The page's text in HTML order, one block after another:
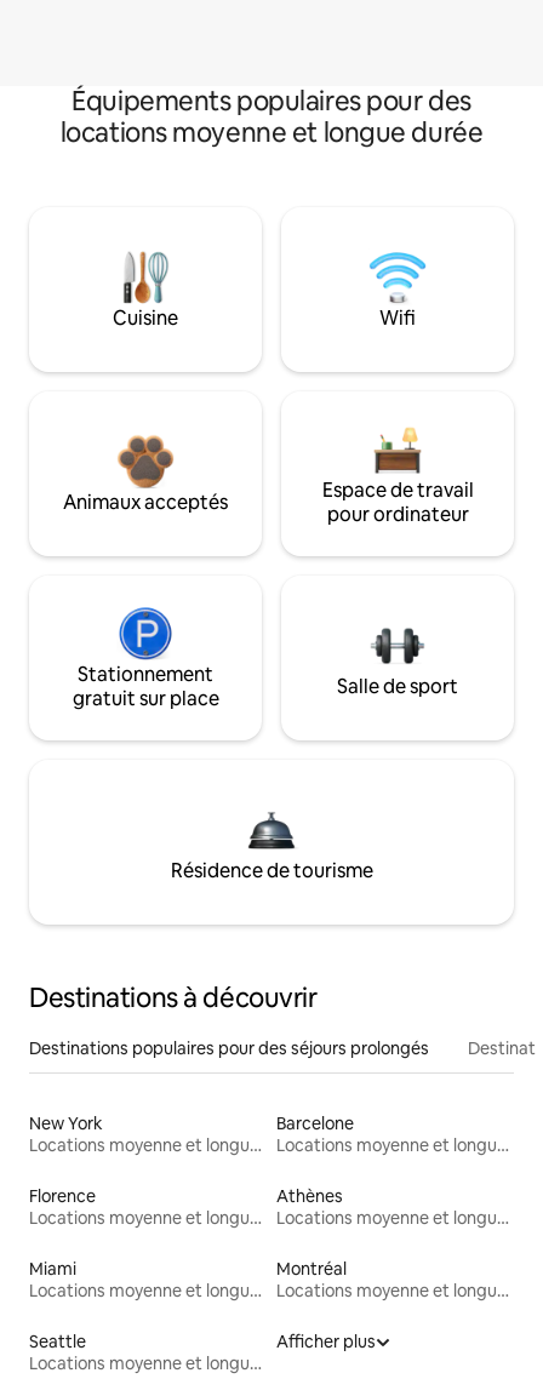
Équipements populaires pour des
locations moyenne et longue durée
Cuisine Wifi
Animaux acceptés
Espace de travail
pour ordinateur
Stationnement
gratuit sur place
Salle de sport
Résidence de tourisme
Destinations à découvrir
Destinations populaires pour des séjours prolongés
New York
Locations moyenne et longue durée
Barcelone
Locations moyenne et longue durée
Florence
Locations moyenne et longue durée
Athènes
Locations moyenne et longue durée
Miami
Locations moyenne et longue durée
Montréal
Locations moyenne et longue durée
Seattle
Locations moyenne et longue durée
Afficher plus